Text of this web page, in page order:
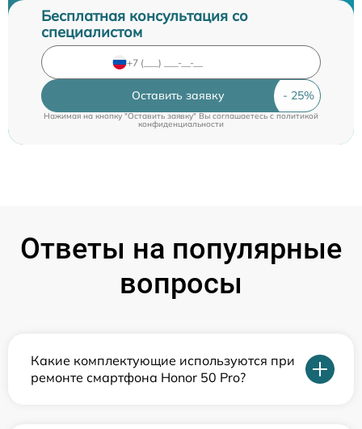
Бесплатная консультация со
специалистом
Оставить заявку
Нажимая на кнопку "Оставить заявку" Вы соглашаетесь c политикой
конфиденциальности
Ответы на популярные
вопросы
Какие комплектующие используются при
ремонте смартфона Honor 50 Pro?